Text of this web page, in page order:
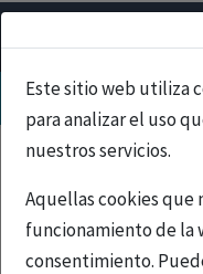
Este sitio web utiliza
para analizar el uso
nuestros servicios.
Aquellas cookies que
funcionamiento de la
consentimiento.